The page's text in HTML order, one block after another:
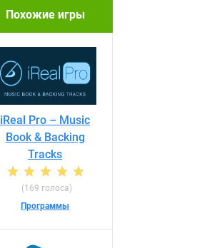
Похожие игры
iReal Pro – Music
Book & Backing
Tracks
(169 голоса)
Программы